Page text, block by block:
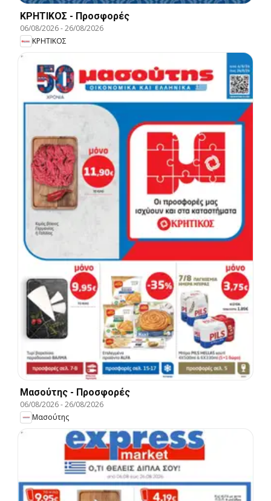
ΚΡΗΤΙΚΟΣ - Προσφορές
06/08/2026-26/08/2026
ΚΡΗΤΙΚΟΣ
Μασούτης - Προσφορές
06/08/2026-26/08/2026
Μασούτης